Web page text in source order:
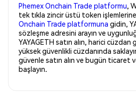
Phemex Onchain Trade platformu,
tek tıkla zincir üstü token
Onchain Trade platformuna gidin,
sözleşme adresini arayın ve
YAYAGETH satın alın, harici cüzdan
yüksek güvenlikli cüzdanında
güvenle satın alın ve bugün ticaret
başlayın.